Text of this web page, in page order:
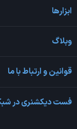
ابزارها
وبلاگ
قوانین و ارتباط با ما
فست دیکشنری در